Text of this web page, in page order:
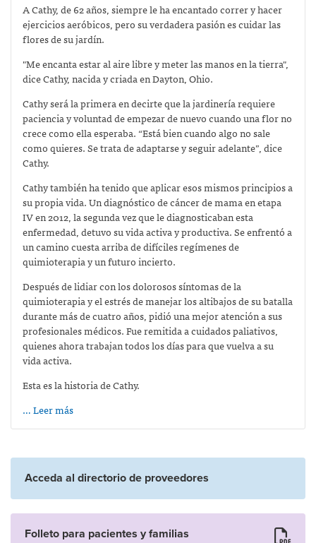
A Cathy, de 62 años, siempre le ha encantado correr y hacer
ejercicios aeróbicos, pero su verdadera pasión es cuidar las
flores de su jardín.
"Me encanta estar al aire libre y meter las manos en la tierra",
dice Cathy, nacida y criada en Dayton, Ohio.
Cathy será la primera en decirte que la jardinería requiere
paciencia y voluntad de empezar de nuevo cuando una flor no
crece como ella esperaba. “Está bien cuando algo no sale
como quieres. Se trata de adaptarse y seguir adelante”, dice
Cathy.
Cathy también ha tenido que aplicar esos mismos principios a
su propia vida. Un diagnóstico de cáncer de mama en etapa
IV en 2012, la segunda vez que le diagnosticaban esta
enfermedad, detuvo su vida activa y productiva. Se enfrentó a
un camino cuesta arriba de difíciles regímenes de
quimioterapia y un futuro incierto.
Después de lidiar con los dolorosos síntomas de la
quimioterapia y el estrés de manejar los altibajos de su batalla
durante más de cuatro años, pidió una mejor atención a sus
profesionales médicos. Fue remitida a cuidados paliativos,
quienes ahora trabajan todos los días para que vuelva a su
vida activa.
Esta es la historia de Cathy.
… Leer más
Acceda al directorio de proveedores
Folleto para pacientes y familias